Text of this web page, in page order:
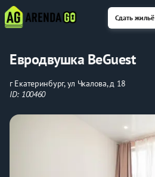
Сдать жильё
Евродвушка BeGuest
г Екатеринбург, ул Чкалова, д 18
ID: 100460